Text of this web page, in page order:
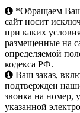
*Обращаем
сайт носит
при каких
размещенные на
определяемой
кодекса РФ.
Ваш заказ,
подтвержден
звонка на номер,
указанной